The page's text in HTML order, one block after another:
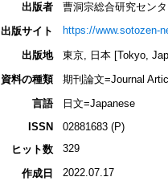
出版者
曹洞宗総合研究セン
出版サイト
https://www.sotozen-
出版地
東京, 日本 [Tokyo,
資料の種類
期刊論文=Journal
言語
日文=Japanese
ISSN
02881683 (P)
ヒット数
329
作成日 2022.07.17